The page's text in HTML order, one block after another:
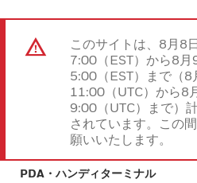
このサイトは、8月8
7:00（EST）から8月
5:00（EST）まで（8
11:00（UTC）から8
9:00（UTC）まで）
されています。この
願いいたします。
PDA・ハンディターミナル